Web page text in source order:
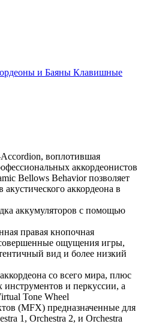
и Баяны Клавишные
воплотившая
аккордеонистов
Bellows Behavior позволяет
акустического аккордеона в
аккумуляторов с помощью
правая кнопочная
совершенные ощущения игры,
вид и более низкий
со всего мира, плюс
инструментов и перкуссии, а
Tone Wheel
(MFX) предназначенные для
1, Orchestra 2, и Orchestra